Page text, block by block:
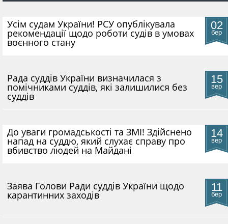
РІШЕННЯ РСУ
МІЖНАРОДНІ СТАНДАРТИ
КОНФЛІКТ ІНТЕРЕСІВ
02
бер
​Усім судам України! РСУ опублікувала
рекомендації щодо роботи судів в умовах
воєнного стану
15
вер
Рада суддів України визначилася з
помічниками суддів, які залишилися без
суддів
14
вер
До уваги громадськості та ЗМІ! Здійснено
напад на суддю, який слухає справу про
вбивство людей на Майдані
11
бер
​Заява Голови Ради суддів України щодо
карантинних заходів